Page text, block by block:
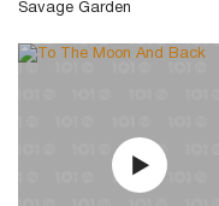
Savage Garden